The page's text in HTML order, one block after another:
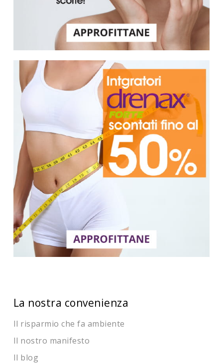
La nostra convenienza
Il risparmio che fa ambiente
Il nostro manifesto
Il blog